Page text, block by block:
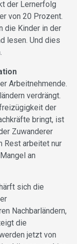
der Lernerfolg
von 20 Prozent.
die Kinder in der
lesen. Und dies
Arbeitnehmende.
verdrängt.
der
bringt, ist
Zuwanderer
Rest arbeitet nur
an
sich die
Nachbarländern,
die
jetzt von